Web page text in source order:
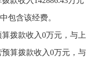
包含该经费。
拨款收入0万元，与
算拨款收入0万元，